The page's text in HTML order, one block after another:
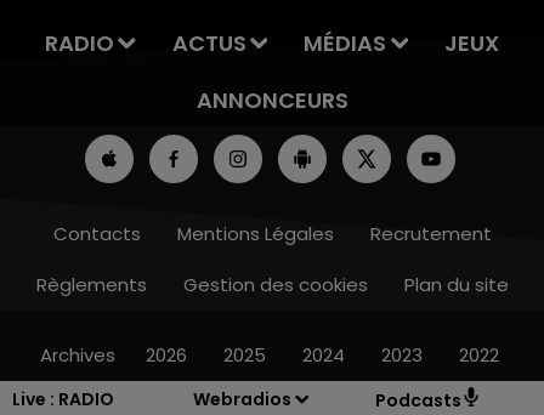
Live : RADIO
Webradios Podcasts
RADIO ACTUS MÉDIAS
JEUX
ANNONCEURS
Contacts Mentions Légales
Recrutement
Règlements
Gestion des cookies Plan du site
Archives 2026 2025 2024 2023 2022